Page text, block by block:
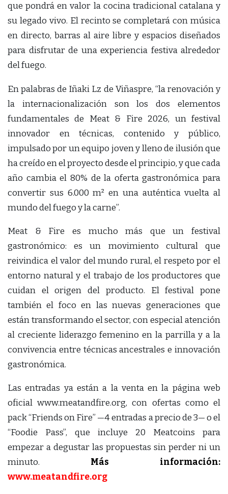
que pondrá en valor la cocina tradicional catalana y
su legado vivo. El recinto se completará con música
en directo, barras al aire libre y espacios diseñados
para disfrutar de una experiencia festiva alrededor
del fuego.
En palabras de Iñaki Lz de Viñaspre, “la renovación y
la internacionalización son los dos elementos
fundamentales de Meat & Fire 2026, un festival
innovador en técnicas, contenido y público,
impulsado por un equipo joven y lleno de ilusión que
ha creído en el proyecto desde el principio, y que cada
año cambia el 80% de la oferta gastronómica para
convertir sus 6.000 m² en una auténtica vuelta al
mundo del fuego y la carne”.
Meat & Fire es mucho más que un festival
gastronómico: es un movimiento cultural que
reivindica el valor del mundo rural, el respeto por el
entorno natural y el trabajo de los productores que
cuidan el origen del producto. El festival pone
también el foco en las nuevas generaciones que
están transformando el sector, con especial atención
al creciente liderazgo femenino en la parrilla y a la
convivencia entre técnicas ancestrales e innovación
gastronómica.
Las entradas ya están a la venta en la página web
oficial www.meatandfire.org, con ofertas como el
pack “Friends on Fire” —4 entradas a precio de 3— o el
“Foodie Pass”, que incluye 20 Meatcoins para
empezar a degustar las propuestas sin perder ni un
minuto. Más información:
www.meatandfire.org